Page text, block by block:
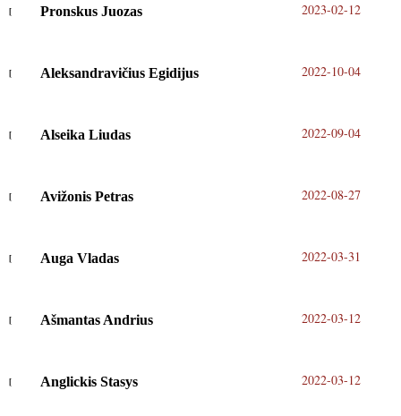
Pronskus Juozas 2023-02-12
Aleksandravičius Egidijus 2022-10-04
Alseika Liudas 2022-09-04
Avižonis Petras 2022-08-27
Auga Vladas 2022-03-31
Ašmantas Andrius 2022-03-12
Anglickis Stasys 2022-03-12